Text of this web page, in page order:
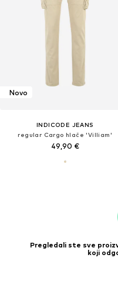
Novo
INDICODE JEANS
regular Cargo hlače 'Villiam'
49,90 €
Pregledali ste sve
koji